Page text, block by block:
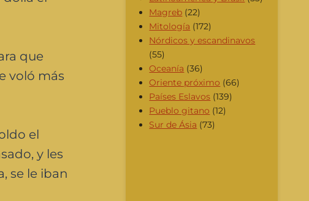
que
voló más
el
y les
se le iban
Magreb (22)
Mitología (172)
Nórdicos y escandinavos
(55)
Oceanía (36)
Oriente próximo (66)
Países Eslavos (139)
Pueblo gitano (12)
Sur de Ásia (73)